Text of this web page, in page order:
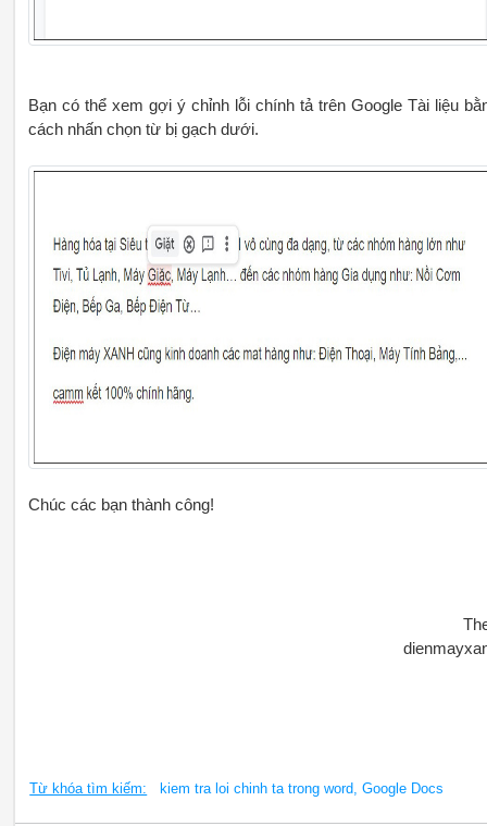
Bạn có thể xem gợi ý chỉnh lỗi chính tả trên Google Tài liệu
cách nhấn chọn từ bị gạch dưới.
Chúc các bạn thành công!
Từ khóa tìm kiếm: kiem tra loi chinh ta trong word, Google Docs